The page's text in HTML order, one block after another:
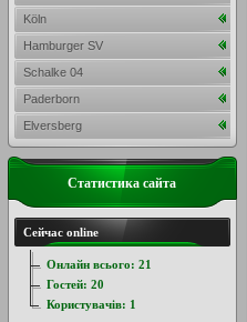
Köln
Hamburger SV
Schalke 04
Paderborn
Elversberg
Статистика сайта
Сейчас online
Онлайн всього: 21
Гостей: 20
Користувачів: 1